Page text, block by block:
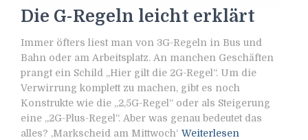
Die G-Regeln leicht erklärt
Immer öfters liest man von 3G-Regeln in Bus und
Bahn oder am Arbeitsplatz. An manchen Geschäften
prangt ein Schild „Hier gilt die 2G-Regel“. Um die
Verwirrung komplett zu machen, gibt es noch
Konstrukte wie die „2,5G-Regel“ oder als Steigerung
eine „2G-Plus-Regel“. Aber was genau bedeutet das
alles? ‚Markscheid am Mittwoch‘ Weiterlesen